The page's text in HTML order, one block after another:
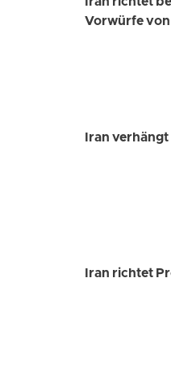
Vorwürfe
Iran
Iran richtet